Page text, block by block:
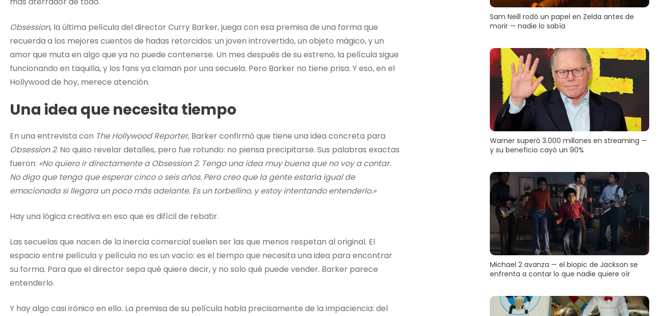
Obsession, la última película del director Curry Barker, juega con esa premisa de una forma que
recuerda a los mejores cuentos de hadas retorcidos: un joven introvertido, un objeto mágico, y un
amor que muta en algo que ya no puede contenerse. Un mes después de su estreno, la película sigue
funcionando en taquilla, y los fans ya claman por una secuela. Pero Barker no tiene prisa. Y eso, en el
Hollywood de hoy, merece atención.
Una idea que necesita tiempo
En una entrevista con The Hollywood Reporter, Barker confirmó que tiene una idea concreta para
Obsession 2. No quiso revelar detalles, pero fue rotundo: no piensa precipitarse. Sus palabras exactas
fueron: «No quiero ir directamente a Obsession 2. Tengo una idea muy buena que no voy a contar.
No digo que tenga que esperar cinco o seis años. Pero creo que la gente estaría igual de
emocionada si llegara un poco más adelante. Es un torbellino, y estoy intentando entenderlo.»
Hay una lógica creativa en eso que es difícil de rebatir.
Las secuelas que nacen de la inercia comercial suelen ser las que menos respetan al original. El
espacio entre película y película no es un vacío: es el tiempo que necesita una idea para encontrar
su forma. Para que el director sepa qué quiere decir, y no solo qué puede vender. Barker parece
entenderlo.
Y hay algo casi irónico en ello. La premisa de su película habla precisamente de la impaciencia: del
Sam Neill rodó un papel en Zelda antes de
morir — nadie lo sabía
Warner superó 3.000 millones en streaming —
y su beneficio cayó un 90%
Michael 2 avanza — el biopic de Jackson se
enfrenta a contar lo que nadie quiere oír